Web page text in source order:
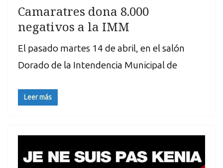
Camaratres dona 8.000
negativos a la IMM
El pasado martes 14 de abril, en el salón
Dorado de la Intendencia Municipal de
Leer más